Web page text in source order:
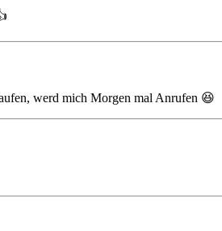
werd mich Morgen mal Anrufen 😆